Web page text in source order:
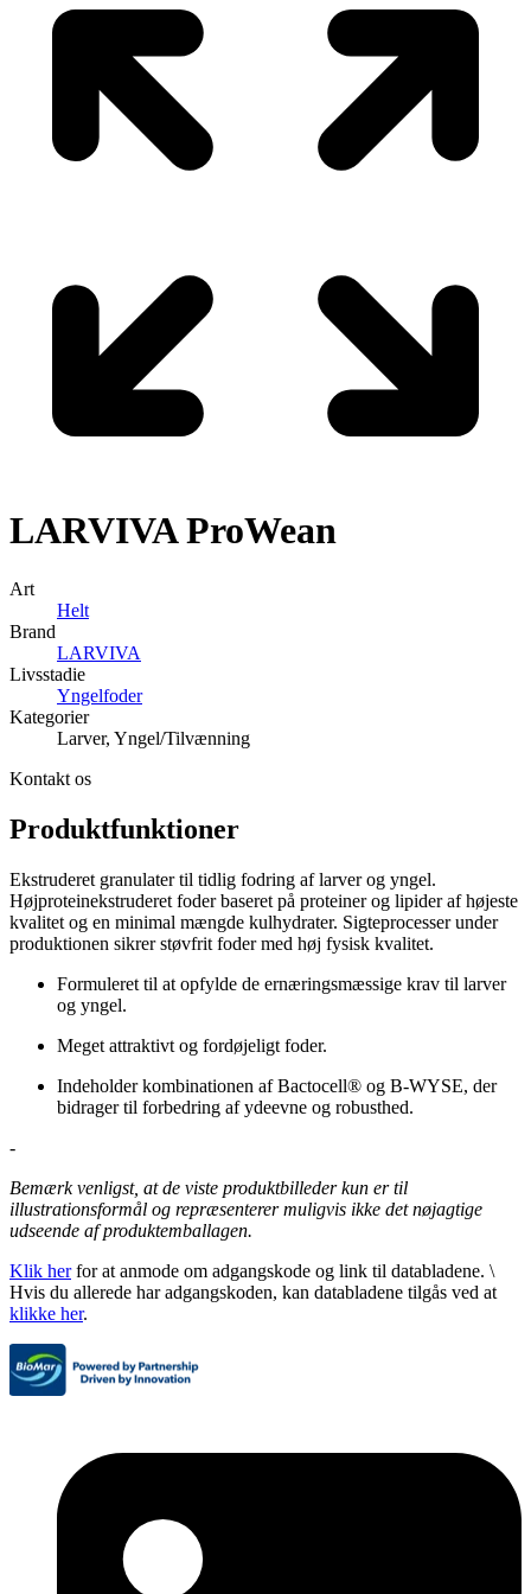
LARVIVA ProWean
Art
Helt
Brand
LARVIVA
Livsstadie
Yngelfoder
Kategorier
Larver, Yngel/Tilvænning
Kontakt os
Produktfunktioner
Ekstruderet granulater til tidlig fodring af larver og yngel.
Højproteinekstruderet foder baseret på proteiner og lipider af højeste
kvalitet og en minimal mængde kulhydrater. Sigteprocesser under
produktionen sikrer støvfrit foder med høj fysisk kvalitet.
Formuleret til at opfylde de ernæringsmæssige krav til larver
og yngel.
Meget attraktivt og fordøjeligt foder.
Indeholder kombinationen af Bactocell® og B-WYSE, der
bidrager til forbedring af ydeevne og robusthed.
-
Bemærk venligst, at de viste produktbilleder kun er til
illustrationsformål og repræsenterer muligvis ikke det nøjagtige
udseende af produktemballagen.
Klik herfor at anmode om adgangskode og link til databladene. \
Hvis du allerede har adgangskoden, kan databladene tilgås ved at
klikke her.